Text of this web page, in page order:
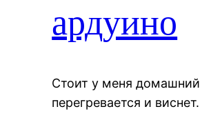
ардуино
Стоит у меня
перегревается и